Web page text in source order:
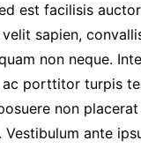
est facilisis
sapien,
non neque.
ac porttitor turpis
non
Vestibulum ante